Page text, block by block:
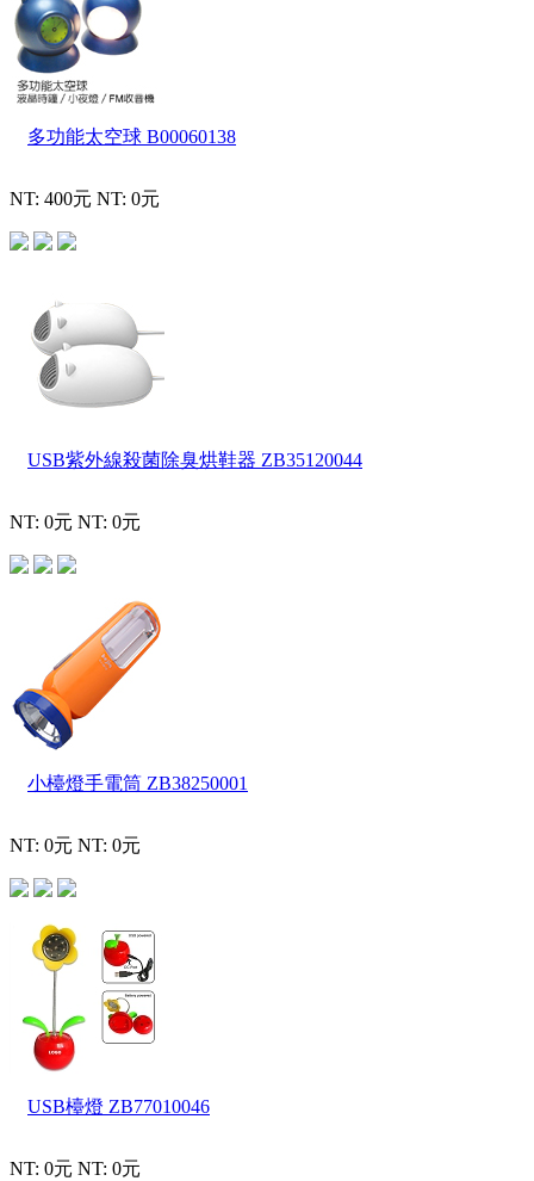
多功能太空球 B00060138
NT: 400元 NT: 0元
USB紫外線殺菌除臭烘鞋器 ZB35120044
NT: 0元 NT: 0元
小檯燈手電筒 ZB38250001
NT: 0元 NT: 0元
USB檯燈 ZB77010046
NT: 0元 NT: 0元